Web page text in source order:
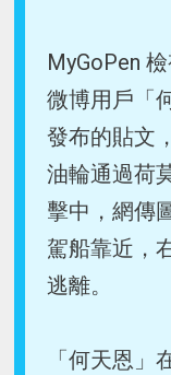
MyGoPen
微博用戶「
發布的貼文
油輪通過荷
擊中，網傳
駕船靠近，
逃離。
「何天恩